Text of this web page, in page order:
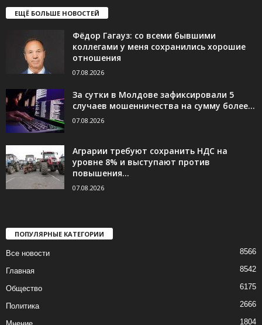
ЕЩЁ БОЛЬШЕ НОВОСТЕЙ
Фёдор Гагауз: со всеми бывшими
коллегами у меня сохранились хорошие
отношения
07.08.2026
За сутки в Молдове зафиксировали 5
случаев мошенничества на сумму более...
07.08.2026
Аграрии требуют сохранить НДС на
уровне 8% и выступают против
повышения...
07.08.2026
ПОПУЛЯРНЫЕ КАТЕГОРИИ
Все новости 8566
Главная 8542
Общество 6175
Политика 2666
1804